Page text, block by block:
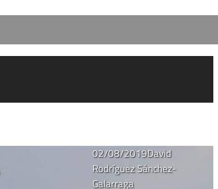
02/08/2019David
Rodríguez Sánchez-
Galarraga